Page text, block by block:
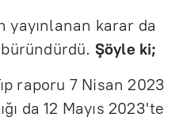
yayınlanan karar da
Şöyle ki;
raporu 7 Nisan 2023
da 12 Mayıs 2023'te